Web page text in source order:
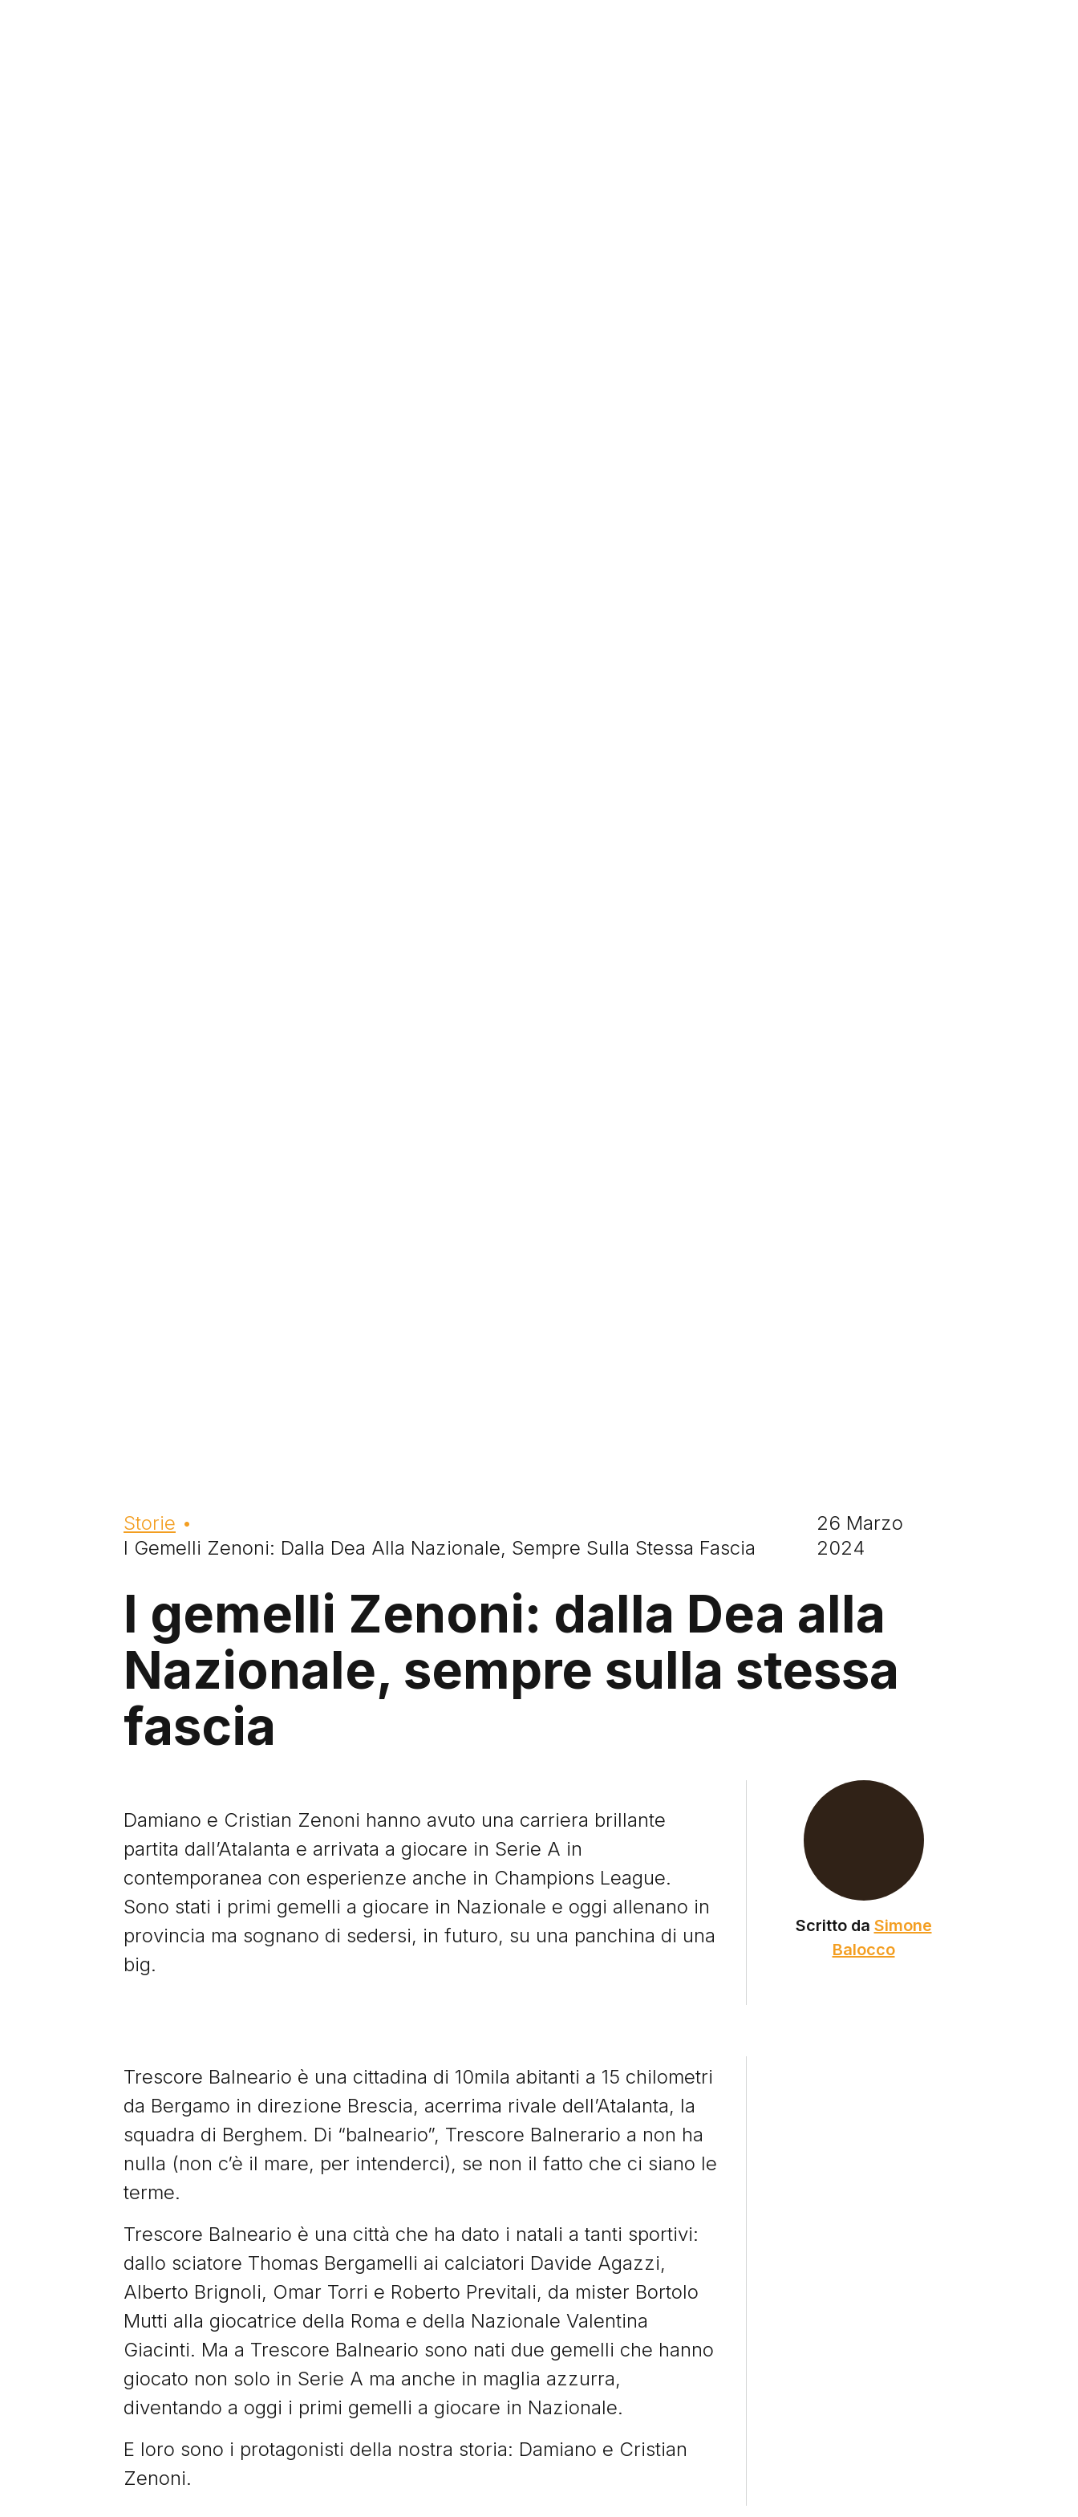
Briciole di pane
Storie
I Gemelli Zenoni: Dalla Dea Alla Nazionale, Sempre Sulla Stessa Fascia
26 Marzo
2024
I gemelli Zenoni: dalla Dea alla
Nazionale, sempre sulla stessa
fascia
Damiano e Cristian Zenoni hanno avuto una carriera brillante
partita dall’Atalanta e arrivata a giocare in Serie A in
contemporanea con esperienze anche in Champions League.
Sono stati i primi gemelli a giocare in Nazionale e oggi allenano in
provincia ma sognano di sedersi, in futuro, su una panchina di una
big.
Scritto da Simone
Balocco
Trescore Balneario è una cittadina di 10mila abitanti a 15 chilometri
da Bergamo in direzione Brescia, acerrima rivale dell’Atalanta, la
squadra di Berghem. Di “balneario”, Trescore Balnerario a non ha
nulla (non c’è il mare, per intenderci), se non il fatto che ci siano le
terme.
Trescore Balneario è una città che ha dato i natali a tanti sportivi:
dallo sciatore Thomas Bergamelli ai calciatori Davide Agazzi,
Alberto Brignoli, Omar Torri e Roberto Previtali, da mister Bortolo
Mutti alla giocatrice della Roma e della Nazionale Valentina
Giacinti. Ma a Trescore Balneario sono nati due gemelli che hanno
giocato non solo in Serie A ma anche in maglia azzurra,
diventando a oggi i primi gemelli a giocare in Nazionale.
E loro sono i protagonisti della nostra storia: Damiano e Cristian
Zenoni.